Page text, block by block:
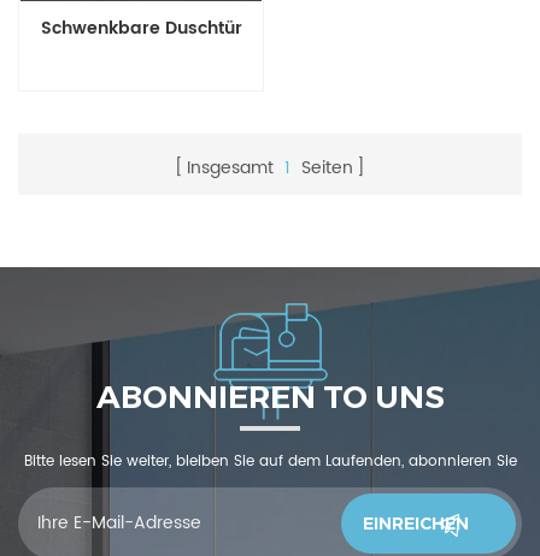
Schwenkbare Duschtür
Insgesamt 1 Seiten
ABONNIEREN TO UNS
Bitte lesen Sie weiter, bleiben Sie auf dem Laufenden, abonnieren Sie
und wir begrüßen Sie, uns was zu sagendu denkst